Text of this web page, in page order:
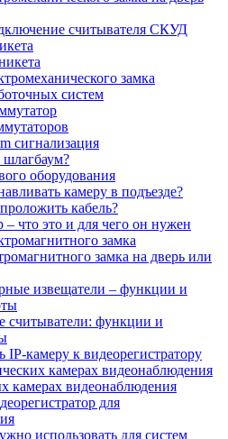
считывателя СКУД
замка
систем
сигнализация
шлагбаум?
оборудования
камеру в подъезде?
кабель?
– что это и для чего он нужен
замка
замка на дверь или
извещатели – функции и
считыватели: функции и
IP-камеру к видеорегистратору
камерах видеонаблюдения
камерах видеонаблюдения
для
использовать для систем